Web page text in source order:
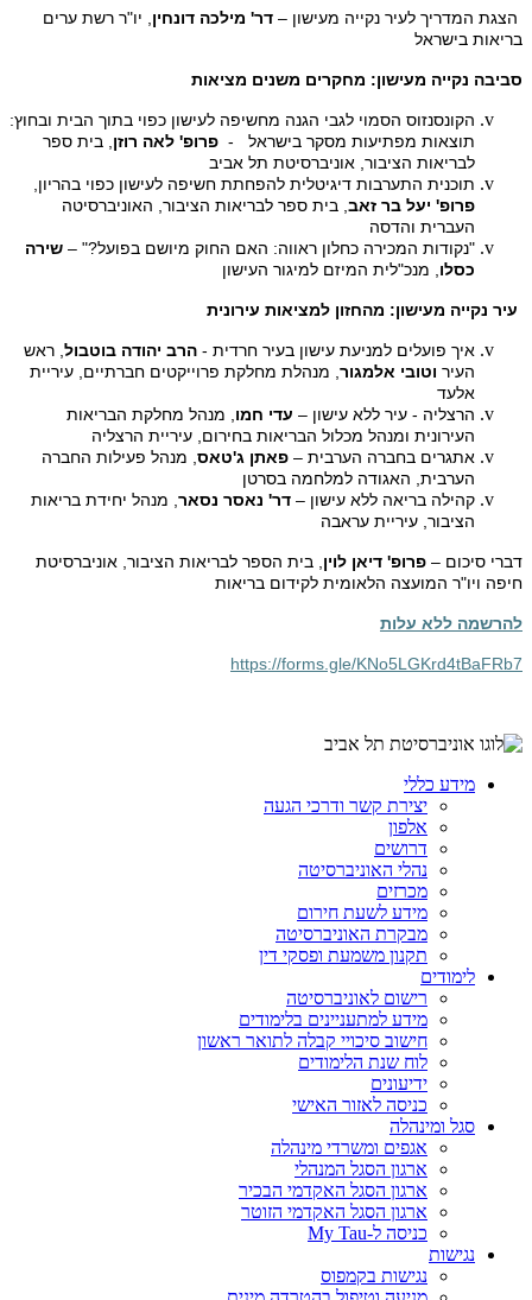
הצגת המדריך לעיר נקייה מעישון – דר' מילכה דונחין , יו"ר רשת ערים
בריאות בישראל
סביבה נקייה מעישון: מחקרים משנים מציאות
הקונסנזוס הסמוי לגבי הגנה מחשיפה לעישון כפוי בתוך הבית ובחוץ:
תוצאות מפתיעות מסקר בישראל - פרופ' לאה רוזן , בית ספר
לבריאות הציבור, אוניברסיטת תל אביב
תוכנית התערבות דיגיטלית להפחתת חשיפה לעישון כפוי בהריון
פרופ' יעל בר זאב , בית ספר לבריאות הציבור, האוניברסיטה
העברית והדסה
"נקודות המכירה כחלון ראווה: האם החוק מיושם בפועל?" – שירה
כסלו , מנכ"לית המיזם למיגור העישון
עיר נקייה מעישון: מהחזון למציאות עירונית
איך פועלים למניעת עישון בעיר חרדית - הרב יהודה בוטבול , ראש
העיר וטובי אלמגור , מנהלת מחלקת פרוייקטים חברתיים, עיריית
אלעד
הרצליה - עיר ללא עישון – עדי חמו , מנהל מחלקת הבריאות
העירונית ומנהל מכלול הבריאות בחירום, עיריית הרצליה
אתגרים בחברה הערבית – פאתן ג'טאס , מנהל פעילות החברה
הערבית, האגודה למלחמה בסרטן
קהילה בריאה ללא עישון – דר' נאסר נסאר , מנהל יחידת בריאות
הציבור, עיריית עראבה
דברי סיכום – פרופ' דיאן לוין , בית הספר לבריאות הציבור, אוניברסיטת
חיפה ויו"ר המועצה הלאומית לקידום בריאות
להרשמה ללא עלות
https://forms.gle/KNo5LGKrd4tBaFRb7
מידע כללי
יצירת קשר ודרכי הגעה
אלפון
דרושים
נהלי האוניברסיטה
מכרזים
מידע לשעת חירום
מבקרת האוניברסיטה
תקנון משמעת ופסקי דין
לימודים
רישום לאוניברסיטה
מידע למתעניינים בלימודים
חישוב סיכויי קבלה לתואר ראשון
לוח שנת הלימודים
ידיעונים
כניסה לאזור האישי
סגל ומינהלה
אגפים ומשרדי מינהלה
ארגון הסגל המנהלי
ארגון הסגל האקדמי הבכיר
ארגון הסגל האקדמי הזוטר
כניסה ל-My Tau
נגישות
נגישות בקמפוס